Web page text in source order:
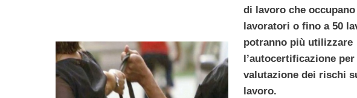
di lavoro che
lavoratori o fino a 50
potranno più utilizzare
l’autocertificazione per
valutazione dei rischi
lavoro.